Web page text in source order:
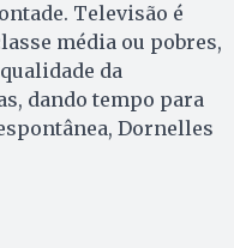
Televisão é
média ou pobres,
da
dando tempo para
Dornelles